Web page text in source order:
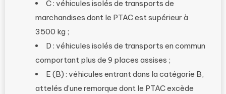
C : véhicules isolés de transports de
marchandises dont le PTAC est supérieur à
3500 kg ;
D : véhicules isolés de transports en commun
comportant plus de 9 places assises ;
E (B) : véhicules entrant dans la catégorie B,
attelés d’une remorque dont le PTAC excède